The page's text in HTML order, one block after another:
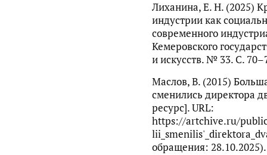
Лиханина, Е. Н. (2025)
индустрии как
современного
Кемеровского
и искусств. № 33. С.
Маслов, В. (2015)
сменились директора
ресурс]. URL:
https://artchive.ru/
обращения: 28.10.2025).